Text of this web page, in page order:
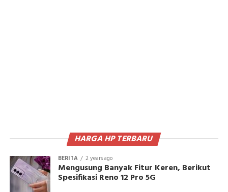
HARGA HP TERBARU
BERITA 2 years ago
Mengusung Banyak Fitur Keren, Berikut
Spesifikasi Reno 12 Pro 5G